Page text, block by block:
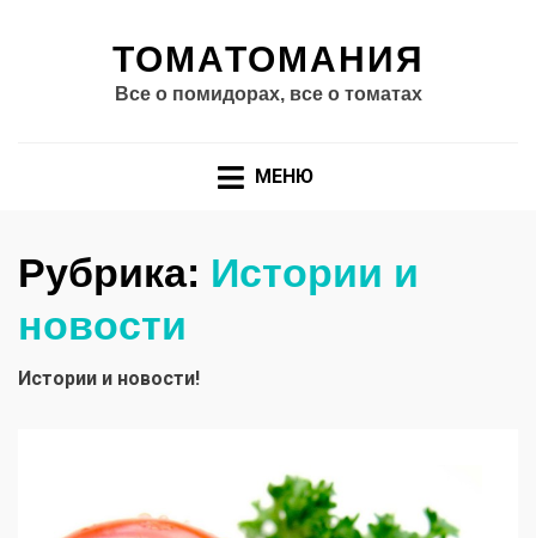
ТОМАТОМАНИЯ
Все о помидорах, все о томатах
МЕНЮ
Рубрика: Истории и
новости
Истории и новости!